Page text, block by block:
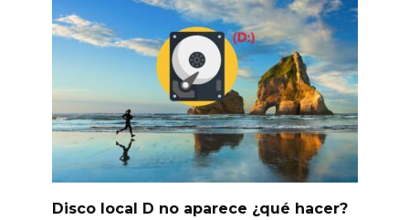
Disco local D no aparece ¿qué hacer?